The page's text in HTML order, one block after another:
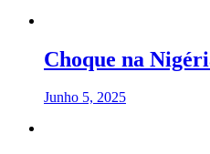
Choque na
Junho 5, 2025